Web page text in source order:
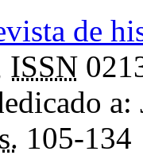
de
ISSN
a:
105-134